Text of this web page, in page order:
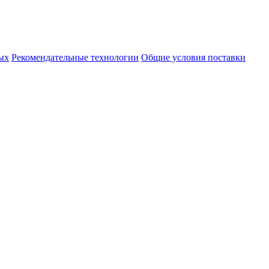
Рекомендательные технологии Общие условия поставки